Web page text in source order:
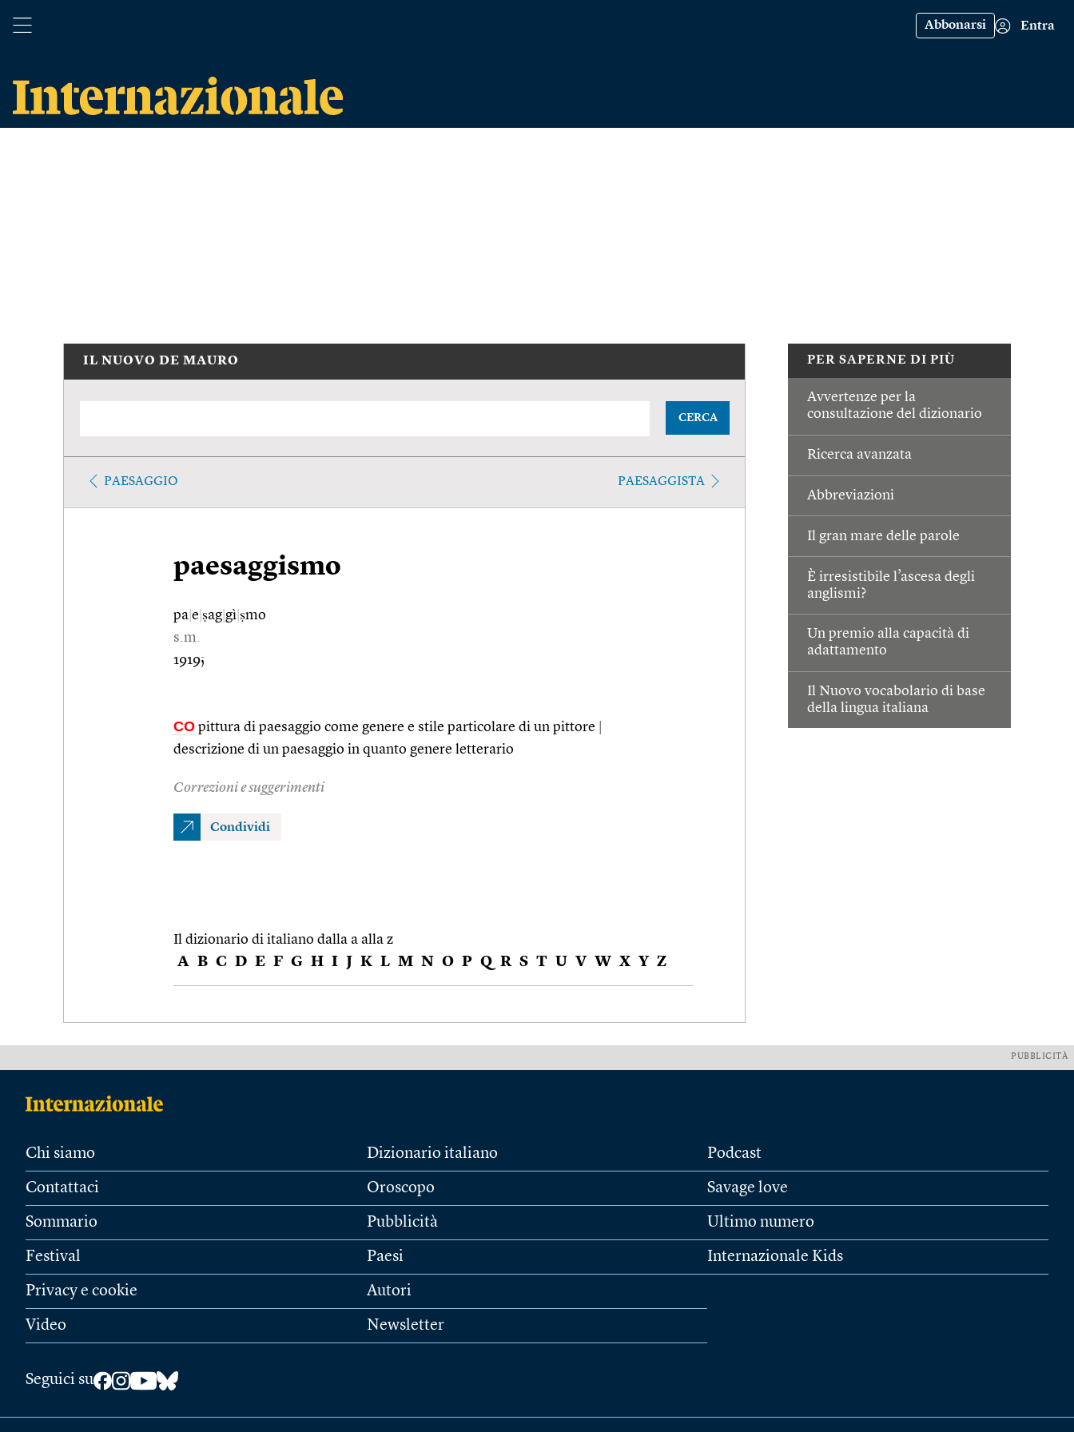
Abbonarsi Entra
PER SAPERNE DI PIÙ
Avvertenze per la
consultazione del dizionario
Ricerca avanzata
Abbreviazioni
Il gran mare delle parole
È irresistibile l’ascesa degli
anglismi?
Un premio alla capacità di
adattamento
Il Nuovo vocabolario di base
della lingua italiana
IL NUOVO DE MAURO
CERCA
PAESAGGIO PAESAGGISTA
paesaggismo
pa e ṣag gì ṣmo
s.m.
1919;
CO pittura di paesaggio come genere e stile particolare di un pittore
descrizione di un paesaggio in quanto genere letterario
Correzioni e suggerimenti
Condividi
Il dizionario di italiano dalla a alla z
A B C D E F G H I J K L M N O P Q R S T U V W X Y Z
PUBBLICITÀ
Chi siamo
Contattaci
Sommario
Festival
Privacy e cookie
Video
Dizionario italiano
Oroscopo
Pubblicità
Paesi
Autori
Newsletter
Podcast
Savage love
Ultimo numero
Internazionale Kids
Seguici su